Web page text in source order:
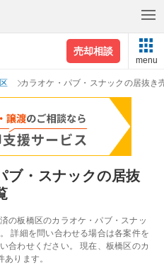
売却相談
menu
カラオケ・パブ・スナックの居抜き
ブ・スナックの居抜
の板橋区のカラオケ・パブ・スナッ
詳細を問い合わせる場合は各案件を
合わせください。 現在、板橋区のカ
ります。